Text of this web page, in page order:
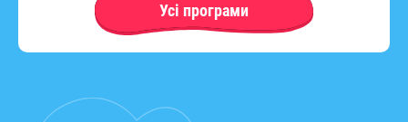
Усі програми